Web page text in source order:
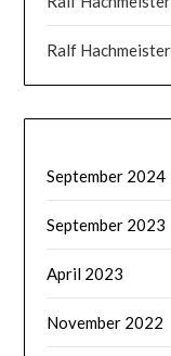
Ralf Hachmeister
September 2024
September 2023
April 2023
November 2022